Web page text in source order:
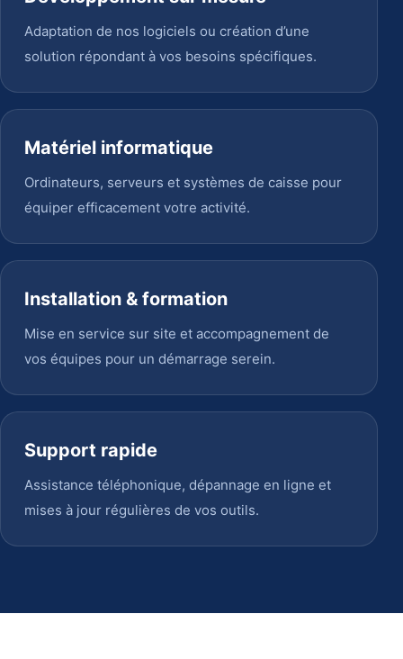
Adaptation de nos logiciels ou création d’une
solution répondant à vos besoins spécifiques.
Matériel informatique
Ordinateurs, serveurs et systèmes de caisse pour
équiper efficacement votre activité.
Installation & formation
Mise en service sur site et accompagnement de
vos équipes pour un démarrage serein.
Support rapide
Assistance téléphonique, dépannage en ligne et
mises à jour régulières de vos outils.